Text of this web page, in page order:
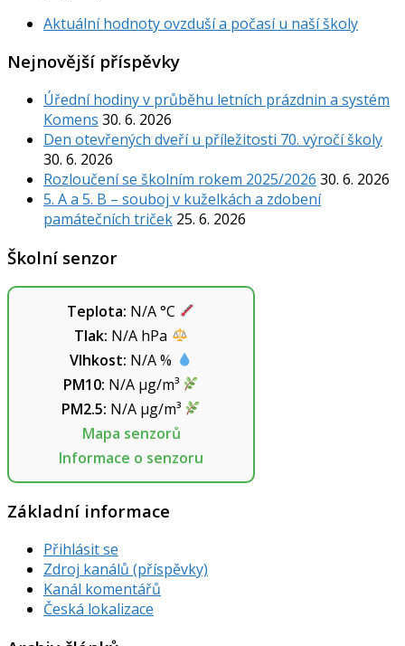
Aktuální hodnoty ovzduší a počasí u naší školy
Nejnovější příspěvky
Úřední hodiny v průběhu letních prázdnin a systém
Komens 30. 6. 2026
Den otevřených dveří u příležitosti 70. výročí školy
30. 6. 2026
Rozloučení se školním rokem 2025/2026 30. 6. 2026
5. A a 5. B – souboj v kuželkách a zdobení
památečních triček 25. 6. 2026
Školní senzor
Teplota: N/A°C
Tlak: N/A hPa
Vlhkost: N/A%
PM10: N/Aµg/m³
PM2.5: N/Aµg/m³
Mapa senzorů
Informace o senzoru
Základní informace
Přihlásit se
Zdroj kanálů (příspěvky)
Kanál komentářů
Česká lokalizace